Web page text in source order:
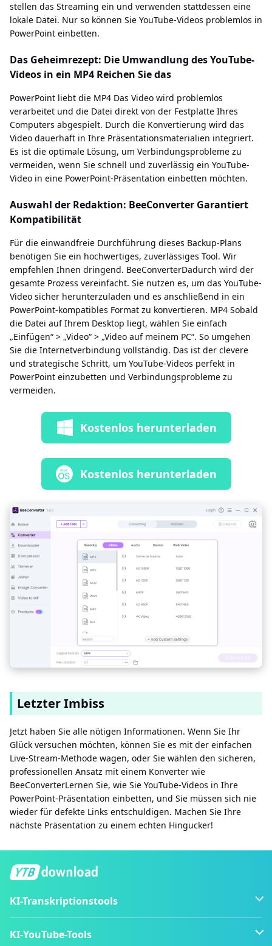
stellen das Streaming ein und verwenden stattdessen eine
lokale Datei. Nur so können Sie YouTube-Videos problemlos in
PowerPoint einbetten.
Das Geheimrezept: Die Umwandlung des YouTube-
Videos in ein MP4 Reichen Sie das
PowerPoint liebt die MP4 Das Video wird problemlos
verarbeitet und die Datei direkt von der Festplatte Ihres
Computers abgespielt. Durch die Konvertierung wird das
Video dauerhaft in Ihre Präsentationsmaterialien integriert.
Es ist die optimale Lösung, um Verbindungsprobleme zu
vermeiden, wenn Sie schnell und zuverlässig ein YouTube-
Video in eine PowerPoint-Präsentation einbetten möchten.
Auswahl der Redaktion: BeeConverter Garantiert
Kompatibilität
Für die einwandfreie Durchführung dieses Backup-Plans
benötigen Sie ein hochwertiges, zuverlässiges Tool. Wir
empfehlen Ihnen dringend. BeeConverterDadurch wird der
gesamte Prozess vereinfacht. Sie nutzen es, um das YouTube-
Video sicher herunterzuladen und es anschließend in ein
PowerPoint-kompatibles Format zu konvertieren. MP4 Sobald
die Datei auf Ihrem Desktop liegt, wählen Sie einfach
„Einfügen“ > „Video“ > „Video auf meinem PC“. So umgehen
Sie die Internetverbindung vollständig. Das ist der clevere
und strategische Schritt, um YouTube-Videos perfekt in
PowerPoint einzubetten und Verbindungsprobleme zu
vermeiden.
Kostenlos herunterladen
Kostenlos herunterladen
Letzter Imbiss
Jetzt haben Sie alle nötigen Informationen. Wenn Sie Ihr
Glück versuchen möchten, können Sie es mit der einfachen
Live-Stream-Methode wagen, oder Sie wählen den sicheren,
professionellen Ansatz mit einem Konverter wie
BeeConverterLernen Sie, wie Sie YouTube-Videos in Ihre
PowerPoint-Präsentation einbetten, und Sie müssen sich nie
wieder für defekte Links entschuldigen. Machen Sie Ihre
nächste Präsentation zu einem echten Hingucker!
KI-Transkriptionstools
KI-YouTube-Tools